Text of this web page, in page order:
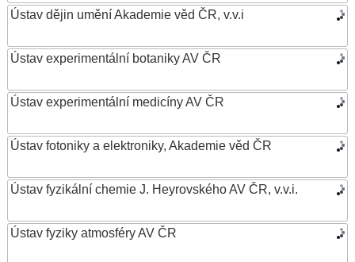
Ústav dějin umění Akademie věd ČR, v.v.i
Ústav experimentální botaniky AV ČR
Ústav experimentální medicíny AV ČR
Ústav fotoniky a elektroniky, Akademie věd ČR
Ústav fyzikální chemie J. Heyrovského AV ČR, v.v.i.
Ústav fyziky atmosféry AV ČR